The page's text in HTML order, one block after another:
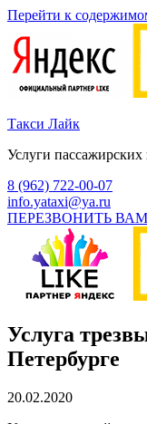
Перейти к
Такси Лайк
Услуги пассажирских
8 (962) 722-00-07
info.yataxi@ya.ru
ПЕРЕЗВОНИТЬ
Услуга
Петербурге
20.02.2020